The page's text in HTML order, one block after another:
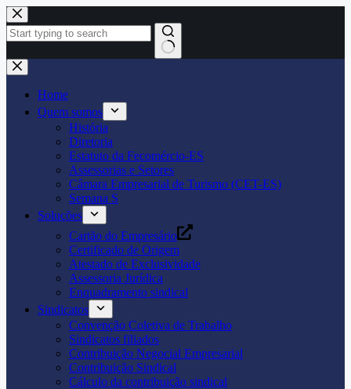
Pular
para
o
Home
Quem somos
História
Diretoria
Estatuto da Fecomércio-ES
Assessorias e Setores
Câmara Empresarial de Turismo (CET-ES)
Semana S
Soluções
Cartão do Empresário
Certificado de Origem
Atestado de Exclusividade
Assessoria Jurídica
Enquadramento sindical
Sindicatos
Convenção Coletiva de Trabalho
Sindicatos filiados
Contribuição Negocial Empresarial
Contribuição Sindical
Cálculo da contribuição sindical